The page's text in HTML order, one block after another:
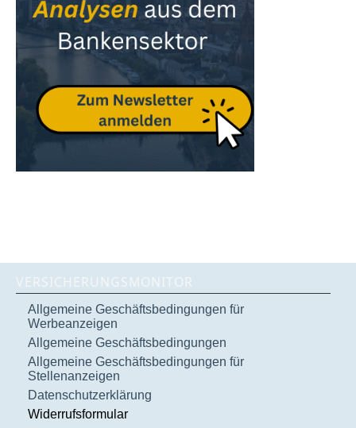
VERSICHERUNGSMONITOR
Allgemeine Geschäftsbedingungen für
Werbeanzeigen
Allgemeine Geschäftsbedingungen
Allgemeine Geschäftsbedingungen für
Stellenanzeigen
Datenschutzerklärung
Widerrufsformular